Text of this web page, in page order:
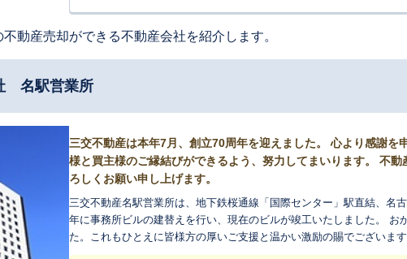
動産売却ができる不動産会社を紹介します。
名駅営業所
三交不動産は本年7月、創立70周年を迎えました。 心より感謝
様と買主様のご縁結びができるよう、努力してまいります。 不
ろしくお願い申し上げます。
三交不動産名駅営業所は、地下鉄桜通線「国際センター」駅直結、名
年に事務所ビルの建替えを行い、現在のビルが竣工いたしました。 おかげさまで当社は、本年7月に創立70周年を迎えまし
た。これもひとえに皆様方の厚いご支援と温かい激励の賜でございま
り一層、地域社会に貢献できるよう努力してまいります。 名駅営業所は、名古屋市中村区・名古屋市西区・名古屋市中区・